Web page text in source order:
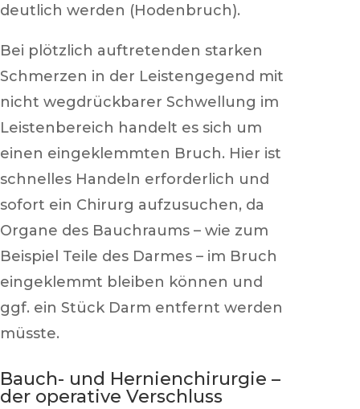
deutlich werden (Hodenbruch).
Bei plötzlich auftretenden starken
Schmerzen in der Leistengegend mit
nicht wegdrückbarer Schwellung im
Leistenbereich handelt es sich um
einen eingeklemmten Bruch. Hier ist
schnelles Handeln erforderlich und
sofort ein Chirurg aufzusuchen, da
Organe des Bauchraums – wie zum
Beispiel Teile des Darmes – im Bruch
eingeklemmt bleiben können und
ggf. ein Stück Darm entfernt werden
müsste.
Bauch- und Hernienchirurgie –
der operative Verschluss